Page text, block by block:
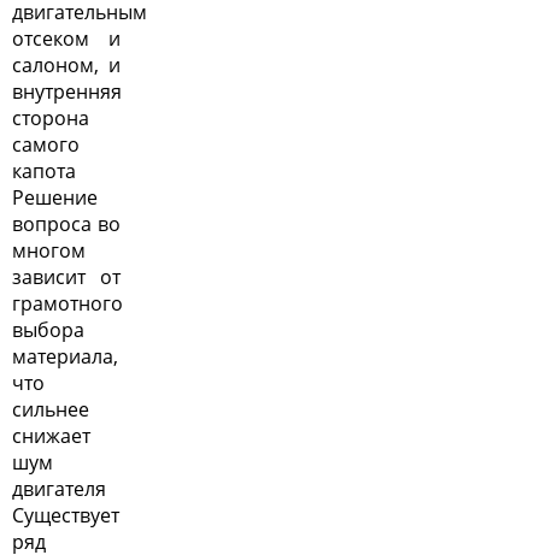
двигательным
отсеком и
салоном, и
внутренняя
сторона
самого
капота
Решение
вопроса во
многом
зависит от
грамотного
выбора
материала,
что
сильнее
снижает
шум
двигателя
Существует
ряд